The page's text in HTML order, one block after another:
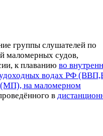
группы слушателей по
маломерных судов,
к плаванию во
водах РФ
(МП), на маломерном
в